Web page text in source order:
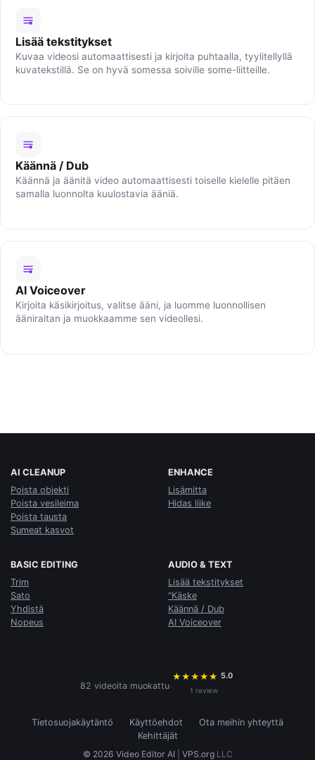
Lisää tekstitykset
Kuvaa videosi automaattisesti ja kirjoita puhtaalla, tyylitellyllä
kuvatekstillä. Se on hyvä somessa soiville some-liitteille.
Käännä / Dub
Käännä ja äänitä video automaattisesti toiselle kielelle pitäen
samalla luonnolta kuulostavia ääniä.
AI Voiceover
Kirjoita käsikirjoitus, valitse ääni, ja luomme luonnollisen
ääniraitan ja muokkaamme sen videollesi.
AI CLEANUP
Poista objekti
Poista vesileima
Poista tausta
Sumeat kasvot
ENHANCE
Lisämitta
Hidas liike
BASIC EDITING
Trim
Sato
Yhdistä
Nopeus
AUDIO & TEXT
Lisää tekstitykset
"Käske
Käännä / Dub
AI Voiceover
82 videoita muokattu·
★ ★ ★ ★ ★ 5.0
1 review
Tietosuojakäytäntö Käyttöehdot
Ota meihin yhteyttä
Kehittäjät
© 2026 Video Editor AI
VPS.orgLLC